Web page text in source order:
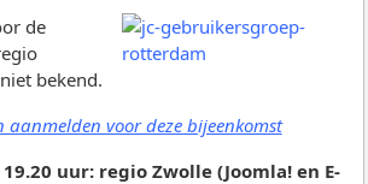
de
bekend.
aanmelden voor deze bijeenkomst
uur: regio Zwolle (Joomla! en E-